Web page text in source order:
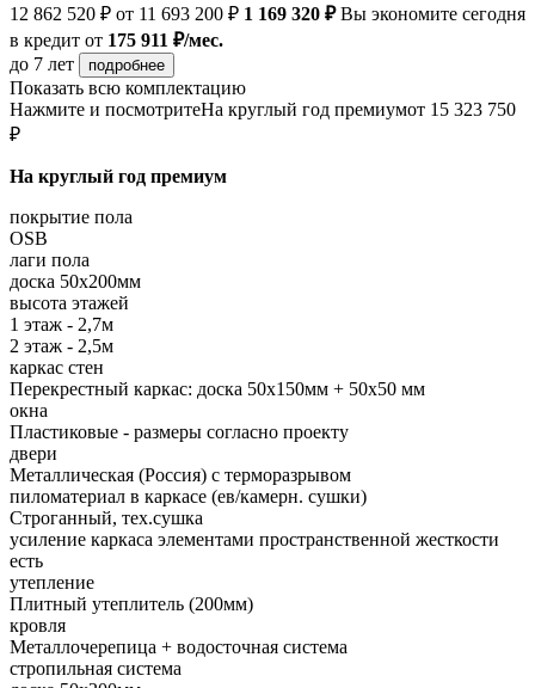
12 862 520 ₽ от 11 693 200 ₽ 1 169 320 ₽Вы экономите сегодня
в кредит от 175 911 ₽/мес.
до 7 лет
подробнее
Показать всю комплектацию
Нажмите и посмотритеНа круглый год премиумот 15 323 750
₽
На круглый год премиум
покрытие пола
OSB
лаги пола
доска 50х200мм
высота этажей
1 этаж - 2,7м
2 этаж - 2,5м
каркас стен
Перекрестный каркас: доска 50х150мм + 50х50 мм
окна
Пластиковые - размеры согласно проекту
двери
Металлическая (Россия) с терморазрывом
пиломатериал в каркасе (ев/камерн. сушки)
Строганный, тех.сушка
усиление каркаса элементами пространственной жесткости
есть
утепление
Плитный утеплитель (200мм)
кровля
Металлочерепица + водосточная система
стропильная система